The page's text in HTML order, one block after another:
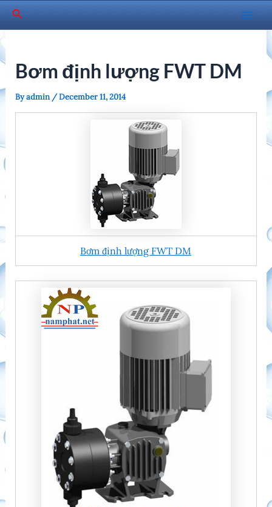
SkipSearch
Main
Bơm định lượng FWT DM
Byadmin /December 11, 2014
Bơm định lượng FWT DM